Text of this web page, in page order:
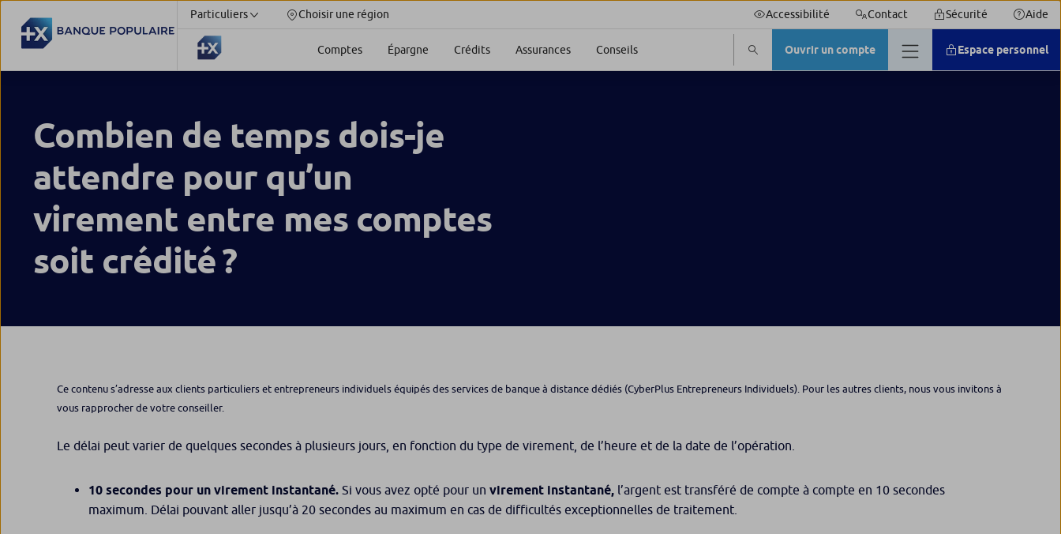
Particuliers Choisir une région Accessibilité Contact Sécurité Aide
Comptes Épargne Crédits Assurances Conseils Ouvrir un compte Espace personnel
Combien de temps dois-je
attendre pour qu’un
virement entre mes comptes
soit crédité ?
Ce contenu s’adresse aux clients particuliers et entrepreneurs individuels équipés des services de banque à distance dédiés (CyberPlus Entrepreneurs Individuels). Pour les autres clients, nous vous invitons à
vous rapprocher de votre conseiller.
Le délai peut varier de quelques secondes à plusieurs jours, en fonction du type de virement, de l’heure et de la date de l’opération.
10 secondes pour un virement instantané. Si vous avez opté pour un virement instantané, l’argent est transféré de compte à compte en 10 secondes
maximum. Délai pouvant aller jusqu’à 20 secondes au maximum en cas de difficultés exceptionnelles de traitement.